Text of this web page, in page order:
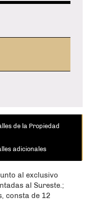
de la Propiedad
adicionales
al exclusivo
al Sureste.;
consta de 12